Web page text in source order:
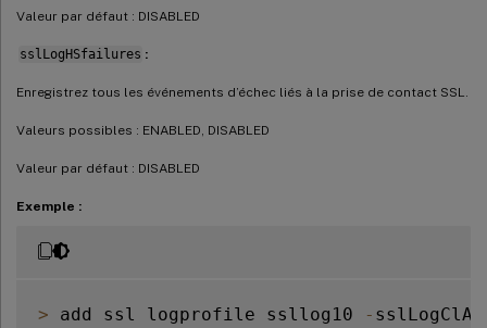
Valeur par défaut : DISABLED
sslLogHSfailures :
Enregistrez tous les événements d’échec liés à la prise de contact SSL.
Valeurs possibles : ENABLED, DISABLED
Valeur par défaut : DISABLED
Exemple :
> add ssl logprofile ssllog10 -